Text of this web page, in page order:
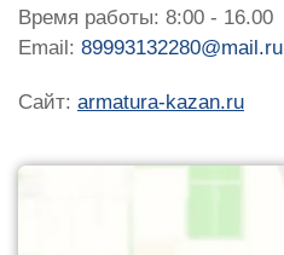
Время работы: 8:00 - 16.00
Email: 89993132280@mail.ru
Сайт: armatura-kazan.ru